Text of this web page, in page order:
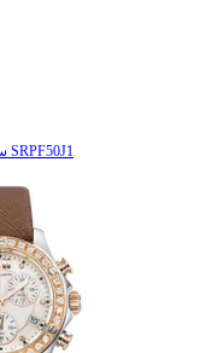
ساعة معصم سیکو الطراز SRPF50J1